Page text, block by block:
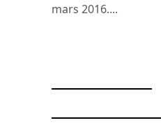
mars 2016....